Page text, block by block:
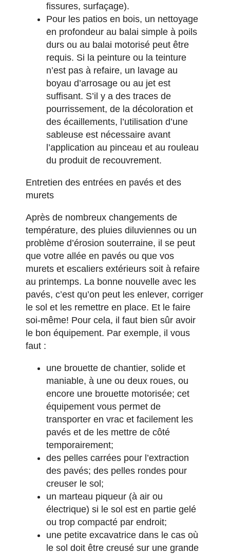
fissures, surfaçage).
Pour les patios en bois, un nettoyage
en profondeur au balai simple à poils
durs ou au balai motorisé peut être
requis. Si la peinture ou la teinture
n’est pas à refaire, un lavage au
boyau d’arrosage ou au jet est
suffisant. S’il y a des traces de
pourrissement, de la décoloration et
des écaillements, l’utilisation d’une
sableuse est nécessaire avant
l’application au pinceau et au rouleau
du produit de recouvrement.
Entretien des entrées en pavés et des
murets
Après de nombreux changements de
température, des pluies diluviennes ou un
problème d’érosion souterraine, il se peut
que votre allée en pavés ou que vos
murets et escaliers extérieurs soit à refaire
au printemps. La bonne nouvelle avec les
pavés, c’est qu’on peut les enlever, corriger
le sol et les remettre en place. Et le faire
soi-même! Pour cela, il faut bien sûr avoir
le bon équipement. Par exemple, il vous
faut :
une brouette de chantier, solide et
maniable, à une ou deux roues, ou
encore une brouette motorisée; cet
équipement vous permet de
transporter en vrac et facilement les
pavés et de les mettre de côté
temporairement;
des pelles carrées pour l’extraction
des pavés; des pelles rondes pour
creuser le sol;
un marteau piqueur (à air ou
électrique) si le sol est en partie gelé
ou trop compacté par endroit;
une petite excavatrice dans le cas où
le sol doit être creusé sur une grande